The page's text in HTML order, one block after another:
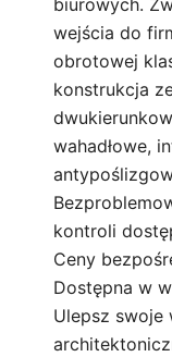
biurowych.
wejścia do
obrotowej
konstrukcja
wahadłowe,
kontroli
Ceny
Dostępna w
Ulepsz swoje